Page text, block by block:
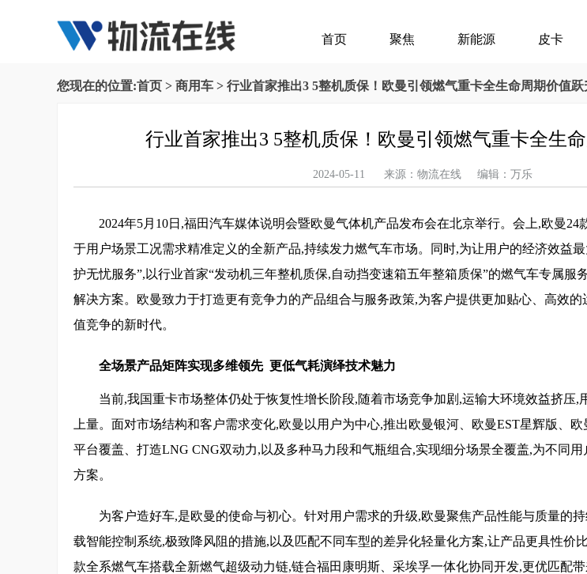
首页 聚焦 新能源 皮卡
您现在的位置:首页 > 商用车 > 行业首家推出3 5整机质保！欧曼引领燃气重卡全生命周期价值跃
行业首家推出3 5整机质保！欧曼引领燃气重卡全生
2024-05-11 来源：物流在线 编辑：万乐
2024年5月10日,福田汽车媒体说明会暨欧曼气体机产品发布会在北京举行。会上,欧曼24
于用户场景工况需求精准定义的全新产品,持续发力燃气车市场。同时,为让用户的经济效益
护无忧服务”,以行业首家“发动机三年整机质保,自动挡变速箱五年整箱质保”的燃气车专属服
解决方案。欧曼致力于打造更有竞争力的产品组合与服务政策,为客户提供更加贴心、高效
值竞争的新时代。
全场景产品矩阵实现多维领先 更低气耗演绎技术魅力
当前,我国重卡市场整体仍处于恢复性增长阶段,随着市场竞争加剧,运输大环境效益挤压,
上量。面对市场结构和客户需求变化,欧曼以用户为中心,推出欧曼银河、欧曼EST星辉版、
平台覆盖、打造LNG CNG双动力,以及多种马力段和气瓶组合,实现细分场景全覆盖,为不同
方案。
为客户造好车,是欧曼的使命与初心。针对用户需求的升级,欧曼聚焦产品性能与质量的
载智能控制系统,极致降风阻的措施,以及匹配不同车型的差异化轻量化方案,让产品更具性价
款全系燃气车搭载全新燃气超级动力链,链合福田康明斯、采埃孚一体化协同开发,更优匹配